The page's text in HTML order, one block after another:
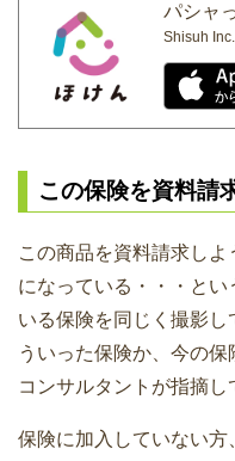
パシャ
Shisuh Inc.
この保険を資料請
この商品を資料請求し
になっている・・・と
いる保険を同じく撮影
ういった保険か、今の
コンサルタントが指摘し
保険に加入していない方